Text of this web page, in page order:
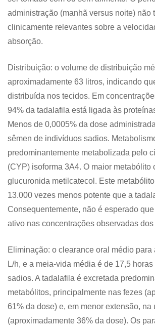
administração (manhã versus noite) não
clinicamente relevantes sobre a
absorção.
Distribuição: o volume de distribuição
aproximadamente 63 litros, indicando
distribuída nos tecidos. Em
94% da tadalafila está ligada às
Menos de 0,0005% da dose
sêmen de indivíduos sadios.
predominantemente metabolizada pelo
(CYP) isoforma 3A4. O maior metabólito
glucuronida metilcatecol. Este
13.000 vezes menos potente que a
Consequentemente, não é esperado
ativo nas concentrações observadas
Eliminação: o clearance oral médio para
L/h, e a meia-vida média é de 17,5
sadios. A tadalafila é excretada
metabólitos, principalmente nas fezes
61% da dose) e, em menor extensão, na
(aproximadamente 36% da dose). Os